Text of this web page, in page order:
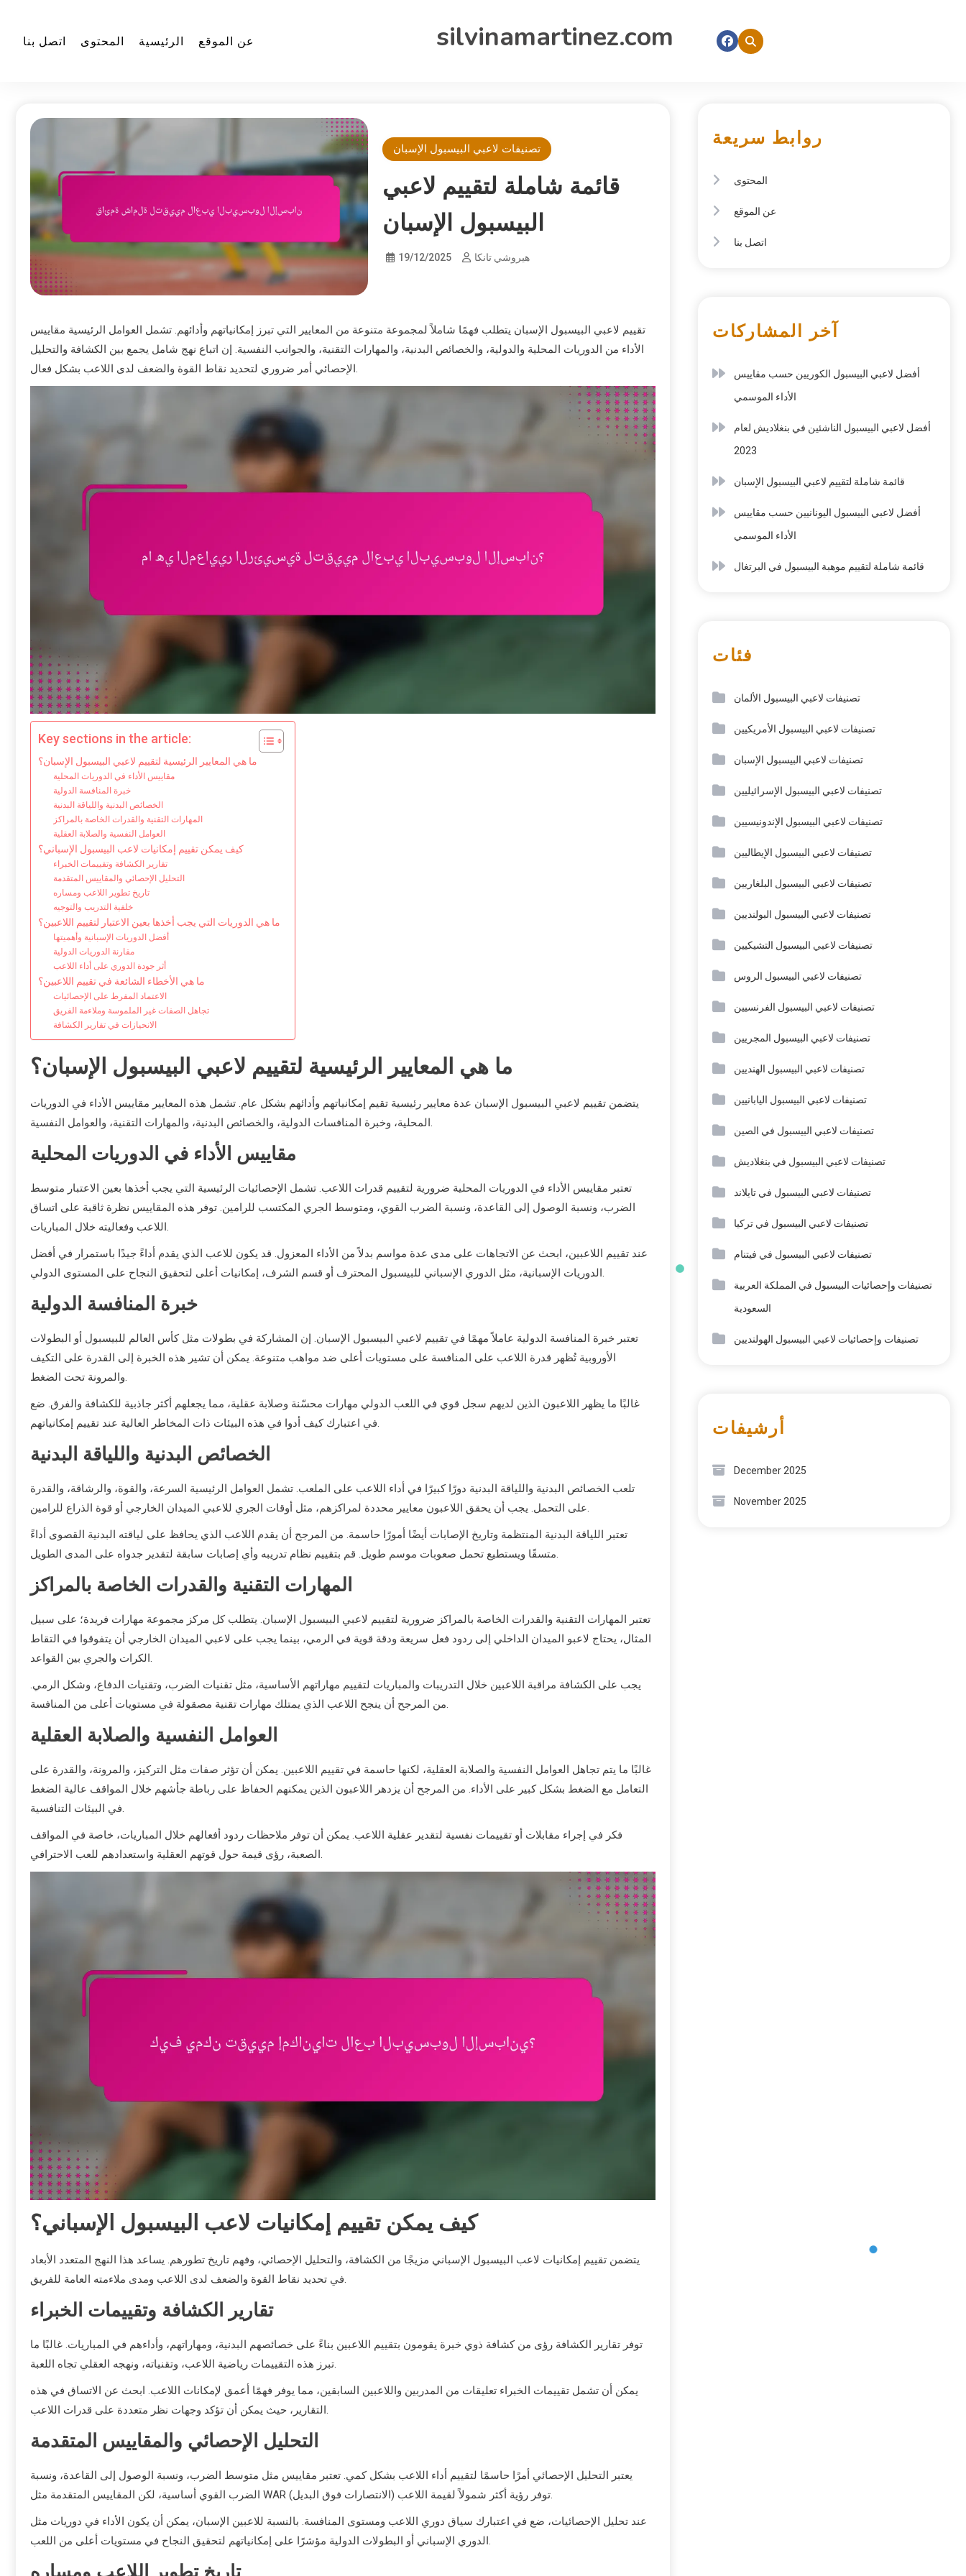
اتصل بنا المحتوى الرئيسية عن الموقع silvinamartinez.com
تصنيفات لاعبي البيسبول الإسبان
قائمة شاملة لتقييم لاعبي
البيسبول الإسبان
19/12/2025 هيروشي تانكا
تقييم لاعبي البيسبول الإسبان يتطلب فهمًا شاملاً لمجموعة متنوعة من المعايير التي تبرز إمكانياتهم وأدائهم. تشمل العوامل الرئيسية مقاييس
الأداء من الدوريات المحلية والدولية، والخصائص البدنية، والمهارات التقنية، والجوانب النفسية. إن اتباع نهج شامل يجمع بين الكشافة والتحليل
الإحصائي أمر ضروري لتحديد نقاط القوة والضعف لدى اللاعب بشكل فعال.
Key sections in the article:
ما هي المعايير الرئيسية لتقييم لاعبي البيسبول الإسبان؟
مقاييس الأداء في الدوريات المحلية
خبرة المنافسة الدولية
الخصائص البدنية واللياقة البدنية
المهارات التقنية والقدرات الخاصة بالمراكز
العوامل النفسية والصلابة العقلية
كيف يمكن تقييم إمكانيات لاعب البيسبول الإسباني؟
تقارير الكشافة وتقييمات الخبراء
التحليل الإحصائي والمقاييس المتقدمة
تاريخ تطوير اللاعب ومساره
خلفية التدريب والتوجيه
ما هي الدوريات التي يجب أخذها بعين الاعتبار لتقييم اللاعبين؟
أفضل الدوريات الإسبانية وأهميتها
مقارنة الدوريات الدولية
أثر جودة الدوري على أداء اللاعب
ما هي الأخطاء الشائعة في تقييم اللاعبين؟
الاعتماد المفرط على الإحصائيات
تجاهل الصفات غير الملموسة وملاءمة الفريق
الانحيازات في تقارير الكشافة
ما هي المعايير الرئيسية لتقييم لاعبي البيسبول الإسبان؟
يتضمن تقييم لاعبي البيسبول الإسبان عدة معايير رئيسية تقيم إمكانياتهم وأدائهم بشكل عام. تشمل هذه المعايير مقاييس الأداء في الدوريات
المحلية، وخبرة المنافسات الدولية، والخصائص البدنية، والمهارات التقنية، والعوامل النفسية.
مقاييس الأداء في الدوريات المحلية
تعتبر مقاييس الأداء في الدوريات المحلية ضرورية لتقييم قدرات اللاعب. تشمل الإحصائيات الرئيسية التي يجب أخذها بعين الاعتبار متوسط
الضرب، ونسبة الوصول إلى القاعدة، ونسبة الضرب القوي، ومتوسط الجري المكتسب للرامين. توفر هذه المقاييس نظرة ثاقبة على اتساق
اللاعب وفعاليته خلال المباريات.
عند تقييم اللاعبين، ابحث عن الاتجاهات على مدى عدة مواسم بدلاً من الأداء المعزول. قد يكون للاعب الذي يقدم أداءً جيدًا باستمرار في أفضل
الدوريات الإسبانية، مثل الدوري الإسباني للبيسبول المحترف أو قسم الشرف، إمكانيات أعلى لتحقيق النجاح على المستوى الدولي.
خبرة المنافسة الدولية
تعتبر خبرة المنافسة الدولية عاملاً مهمًا في تقييم لاعبي البيسبول الإسبان. إن المشاركة في بطولات مثل كأس العالم للبيسبول أو البطولات
الأوروبية تُظهر قدرة اللاعب على المنافسة على مستويات أعلى ضد مواهب متنوعة. يمكن أن تشير هذه الخبرة إلى القدرة على التكيف
والمرونة تحت الضغط.
غالبًا ما يظهر اللاعبون الذين لديهم سجل قوي في اللعب الدولي مهارات محسّنة وصلابة عقلية، مما يجعلهم أكثر جاذبية للكشافة والفرق. ضع
في اعتبارك كيف أدوا في هذه البيئات ذات المخاطر العالية عند تقييم إمكانياتهم.
الخصائص البدنية واللياقة البدنية
تلعب الخصائص البدنية واللياقة البدنية دورًا كبيرًا في أداء اللاعب على الملعب. تشمل العوامل الرئيسية السرعة، والقوة، والرشاقة، والقدرة
على التحمل. يجب أن يحقق اللاعبون معايير محددة لمراكزهم، مثل أوقات الجري للاعبي الميدان الخارجي أو قوة الذراع للرامين.
تعتبر اللياقة البدنية المنتظمة وتاريخ الإصابات أيضًا أمورًا حاسمة. من المرجح أن يقدم اللاعب الذي يحافظ على لياقته البدنية القصوى أداءً
متسقًا ويستطيع تحمل صعوبات موسم طويل. قم بتقييم نظام تدريبه وأي إصابات سابقة لتقدير جدواه على المدى الطويل.
المهارات التقنية والقدرات الخاصة بالمراكز
تعتبر المهارات التقنية والقدرات الخاصة بالمراكز ضرورية لتقييم لاعبي البيسبول الإسبان. يتطلب كل مركز مجموعة مهارات فريدة؛ على سبيل
المثال، يحتاج لاعبو الميدان الداخلي إلى ردود فعل سريعة ودقة قوية في الرمي، بينما يجب على لاعبي الميدان الخارجي أن يتفوقوا في التقاط
الكرات والجري بين القواعد.
يجب على الكشافة مراقبة اللاعبين خلال التدريبات والمباريات لتقييم مهاراتهم الأساسية، مثل تقنيات الضرب، وتقنيات الدفاع، وشكل الرمي.
من المرجح أن ينجح اللاعب الذي يمتلك مهارات تقنية مصقولة في مستويات أعلى من المنافسة.
العوامل النفسية والصلابة العقلية
غالبًا ما يتم تجاهل العوامل النفسية والصلابة العقلية، لكنها حاسمة في تقييم اللاعبين. يمكن أن تؤثر صفات مثل التركيز، والمرونة، والقدرة على
التعامل مع الضغط بشكل كبير على الأداء. من المرجح أن يزدهر اللاعبون الذين يمكنهم الحفاظ على رباطة جأشهم خلال المواقف عالية الضغط
في البيئات التنافسية.
فكر في إجراء مقابلات أو تقييمات نفسية لتقدير عقلية اللاعب. يمكن أن توفر ملاحظات ردود أفعالهم خلال المباريات، خاصة في المواقف
الصعبة، رؤى قيمة حول قوتهم العقلية واستعدادهم للعب الاحترافي.
كيف يمكن تقييم إمكانيات لاعب البيسبول الإسباني؟
يتضمن تقييم إمكانيات لاعب البيسبول الإسباني مزيجًا من الكشافة، والتحليل الإحصائي، وفهم تاريخ تطورهم. يساعد هذا النهج المتعدد الأبعاد
في تحديد نقاط القوة والضعف لدى اللاعب ومدى ملاءمته العامة للفريق.
تقارير الكشافة وتقييمات الخبراء
توفر تقارير الكشافة رؤى من كشافة ذوي خبرة يقومون بتقييم اللاعبين بناءً على خصائصهم البدنية، ومهاراتهم، وأداءهم في المباريات. غالبًا ما
تبرز هذه التقييمات رياضية اللاعب، وتقنياته، ونهجه العقلي تجاه اللعبة.
يمكن أن تشمل تقييمات الخبراء تعليقات من المدربين واللاعبين السابقين، مما يوفر فهمًا أعمق لإمكانات اللاعب. ابحث عن الاتساق في هذه
التقارير، حيث يمكن أن تؤكد وجهات نظر متعددة على قدرات اللاعب.
التحليل الإحصائي والمقاييس المتقدمة
يعتبر التحليل الإحصائي أمرًا حاسمًا لتقييم أداء اللاعب بشكل كمي. تعتبر مقاييس مثل متوسط الضرب، ونسبة الوصول إلى القاعدة، ونسبة
الضرب القوي أساسية، لكن المقاييس المتقدمة مثل WAR (الانتصارات فوق البديل) توفر رؤية أكثر شمولاً لقيمة اللاعب.
عند تحليل الإحصائيات، ضع في اعتبارك سياق دوري اللاعب ومستوى المنافسة. بالنسبة للاعبين الإسبان، يمكن أن يكون الأداء في دوريات مثل
الدوري الإسباني أو البطولات الدولية مؤشرًا على إمكانياتهم لتحقيق النجاح في مستويات أعلى من اللعب.
روابط سريعة
المحتوى
عن الموقع
اتصل بنا
آخر المشاركات
أفضل لاعبي البيسبول الكوريين حسب مقاييس
الأداء الموسمي
أفضل لاعبي البيسبول الناشئين في بنغلاديش لعام
2023
قائمة شاملة لتقييم لاعبي البيسبول الإسبان
أفضل لاعبي البيسبول اليونانيين حسب مقاييس
الأداء الموسمي
قائمة شاملة لتقييم موهبة البيسبول في البرتغال
فئات
تصنيفات لاعبي البيسبول الألمان
تصنيفات لاعبي البيسبول الأمريكيين
تصنيفات لاعبي البيسبول الإسبان
تصنيفات لاعبي البيسبول الإسرائيليين
تصنيفات لاعبي البيسبول الإندونيسيين
تصنيفات لاعبي البيسبول الإيطاليين
تصنيفات لاعبي البيسبول البلغاريين
تصنيفات لاعبي البيسبول البولنديين
تصنيفات لاعبي البيسبول التشيكيين
تصنيفات لاعبي البيسبول الروس
تصنيفات لاعبي البيسبول الفرنسيين
تصنيفات لاعبي البيسبول المجريين
تصنيفات لاعبي البيسبول الهنديين
تصنيفات لاعبي البيسبول اليابانيين
تصنيفات لاعبي البيسبول في الصين
تصنيفات لاعبي البيسبول في بنغلاديش
تصنيفات لاعبي البيسبول في تايلاند
تصنيفات لاعبي البيسبول في تركيا
تصنيفات لاعبي البيسبول في فيتنام
تصنيفات وإحصائيات البيسبول في المملكة العربية
السعودية
تصنيفات وإحصائيات لاعبي البيسبول الهولنديين
أرشيفات
December 2025
November 2025